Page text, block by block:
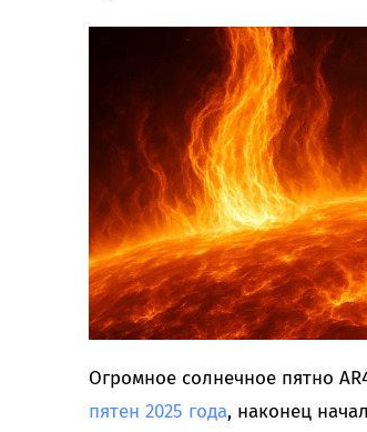
Огромное солнечное пятно
пятен 2025 года, наконец